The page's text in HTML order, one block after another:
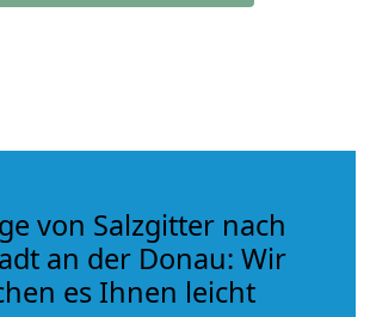
von Salzgitter nach
an der Donau: Wir
es Ihnen leicht